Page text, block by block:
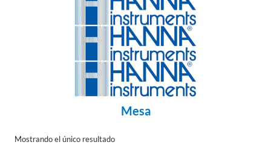
Mesa
Mostrando el único resultado